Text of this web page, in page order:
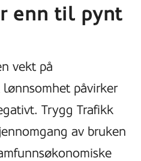
enn til pynt
vekt på
påvirker
Trygg Trafikk
av bruken